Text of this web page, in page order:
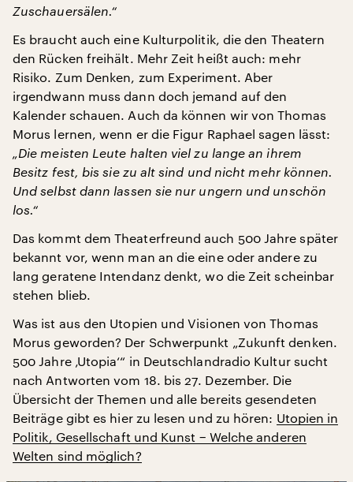
Zuschauersälen.“
Es braucht auch eine Kulturpolitik, die den Theatern
den Rücken freihält. Mehr Zeit heißt auch: mehr
Risiko. Zum Denken, zum Experiment. Aber
irgendwann muss dann doch jemand auf den
Kalender schauen. Auch da können wir von Thomas
Morus lernen, wenn er die Figur Raphael sagen lässt:
„Die meisten Leute halten viel zu lange an ihrem
Besitz fest, bis sie zu alt sind und nicht mehr können.
Und selbst dann lassen sie nur ungern und unschön
los.“
Das kommt dem Theaterfreund auch 500 Jahre später
bekannt vor, wenn man an die eine oder andere zu
lang geratene Intendanz denkt, wo die Zeit scheinbar
stehen blieb.
Was ist aus den Utopien und Visionen von Thomas
Morus geworden? Der Schwerpunkt „Zukunft denken.
500 Jahre ‚Utopia‘“ in Deutschlandradio Kultur sucht
nach Antworten vom 18. bis 27. Dezember. Die
Übersicht der Themen und alle bereits gesendeten
Beiträge gibt es hier zu lesen und zu hören: Utopien in
Politik, Gesellschaft und Kunst − Welche anderen
Welten sind möglich?